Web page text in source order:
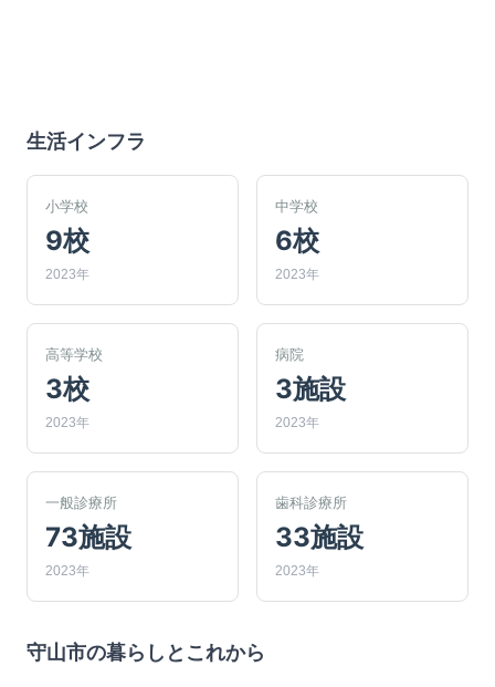
生活インフラ
小学校
9校
2023年
中学校
6校
2023年
高等学校
3校
2023年
病院
3施設
2023年
一般診療所
73施設
2023年
歯科診療所
33施設
2023年
守山市の暮らしとこれから